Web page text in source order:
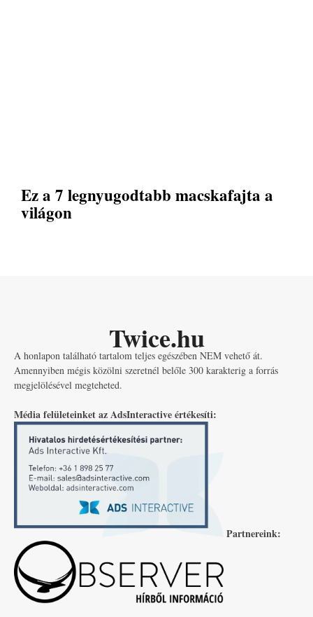
Ez a 7 legnyugodtabb macskafajta a
világon
Twice.hu
A honlapon található tartalom teljes egészében NEM vehető át.
Amennyiben mégis közölni szeretnél belőle 300 karakterig a forrás
megjelölésével megteheted.
Média felületeinket az AdsInteractive értékesíti:
Partnereink: